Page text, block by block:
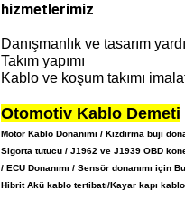
hizmetlerimiz
Danışmanlık ve tasarım
Takım yapımı
Kablo ve koşum takımı
Otomotiv Kablo Demeti
Motor Kablo Donanımı / Kızdırma buji
Sigorta tutucu / J1962 ve J1939 OBD
/ ECU Donanımı / Sensör donanımı için
Hibrit Akü kablo tertibatı/Kayar kapı